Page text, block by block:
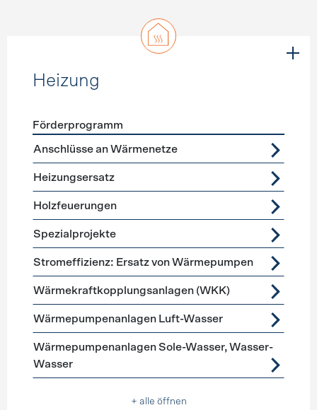
Heizung
Förderprogramme
Förderprogramm
Anschlüsse an Wärmenetze
Heizungsersatz
Holzfeuerungen
Spezialprojekte
Stromeffizienz: Ersatz von Wärmepumpen
Wärmekraftkopplungsanlagen (WKK)
Wärmepumpenanlagen Luft-Wasser
Wärmepumpenanlagen Sole-Wasser, Wasser-
Wasser
+ alle öffnen